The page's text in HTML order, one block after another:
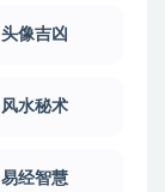
头像吉凶
风水秘术
易经智慧